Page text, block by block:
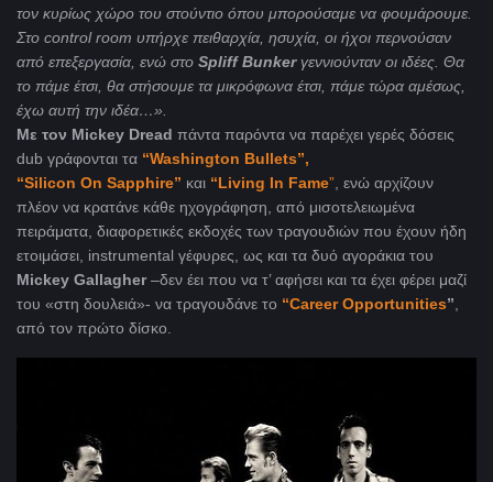
τον κυρίως χώρο του στούντιο όπου μπορούσαμε να φουμάρουμε.
Στο control room υπήρχε πειθαρχία, ησυχία, οι ήχοι περνούσαν
από επεξεργασία, ενώ στο Spliff Bunker γεννιούνταν οι ιδέες. Θα
το πάμε έτσι, θα στήσουμε τα μικρόφωνα έτσι, πάμε τώρα αμέσως,
έχω αυτή την ιδέα…».
Με τον Mickey Dread πάντα παρόντα να παρέχει γερές δόσεις
dub γράφονται τα “Washington Bullets”,
“Silicon On Sapphire” και “Living In Fame”, ενώ αρχίζουν
πλέον να κρατάνε κάθε ηχογράφηση, από μισοτελειωμένα
πειράματα, διαφορετικές εκδοχές των τραγουδιών που έχουν ήδη
ετοιμάσει, instrumental γέφυρες, ως και τα δυό αγοράκια του
Mickey Gallagher–δεν έει που να τ’ αφήσει και τα έχει φέρει μαζί
του «στη δουλειά»- να τραγουδάνε το “Career Opportunities”,
από τον πρώτο δίσκο.